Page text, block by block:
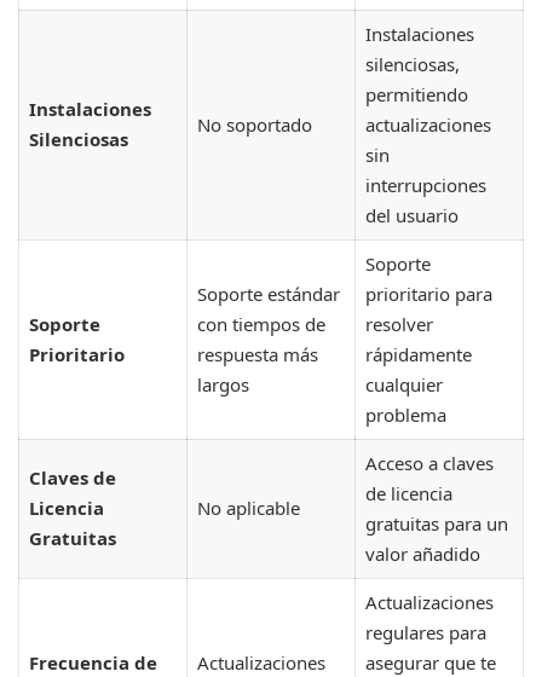
Instalaciones
Silenciosas
No soportado
Instalaciones
silenciosas,
permitiendo
actualizaciones
sin
interrupciones
del usuario
Soporte
Prioritario
Soporte estándar
con tiempos de
respuesta más
largos
Soporte
prioritario para
resolver
rápidamente
cualquier
problema
Claves de
Licencia
Gratuitas
No aplicable
Acceso a claves
de licencia
gratuitas para un
valor añadido
Frecuencia de
Actualizaciones
Actualizaciones
regulares para
asegurar que te